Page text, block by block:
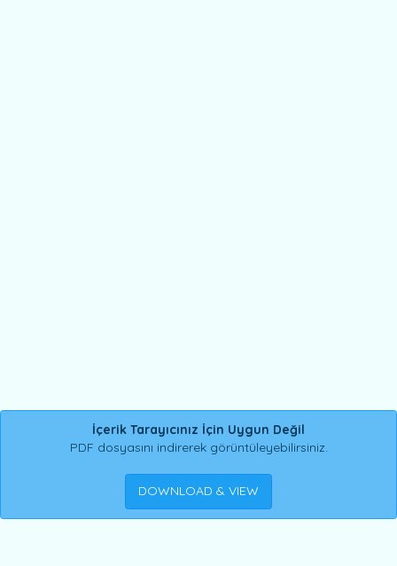
İçerik Tarayıcınız İçin Uygun Değil
PDF dosyasını indirerek görüntüleyebilirsiniz.
DOWNLOAD & VIEW